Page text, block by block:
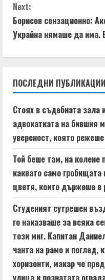
t
i
u
e
R
e
a
d
i
n
g
Next:
Борисов сензационно:
Украйна нямаше да има.
ПОСЛЕДНИ ПУБЛИКАЦИИ
Стоях в съдебната зала
адвокатката на бившия
увереност, която
Той беше там, на колене
каквато само
цветя, които държеше в
Студеният сутрешен
го наказваше за всяка
този миг. Капитан
чанта на рамо и поглед,
хоризонти, макар че
улица и познатата